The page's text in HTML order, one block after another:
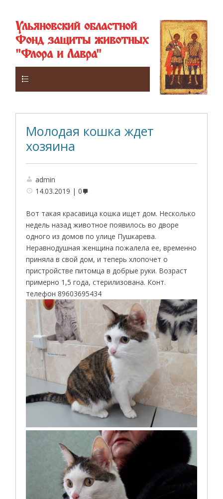
Ульяновский областной
Фонд защиты животных
"Флора и Лавра"
Молодая кошка ждет
хозяина
admin
14.03.2019
0
Вот такая красавица кошка ищет дом. Несколько
недель назад животное появилось во дворе
одного из домов по улице Пушкарева.
Неравнодушная женщина пожалела ее, временно
приняла в свой дом, и теперь хлопочет о
пристройстве питомца в добрые руки. Возраст
примерно 1,5 года, стерилизована. Конт.
телефон 89603695434